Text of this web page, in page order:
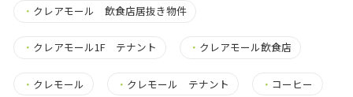
・ クレアモール 飲食店居抜き物件
・ クレアモール1F テナント ・ クレアモール飲食店
・ クレモール ・ クレモール テナント ・ コーヒー